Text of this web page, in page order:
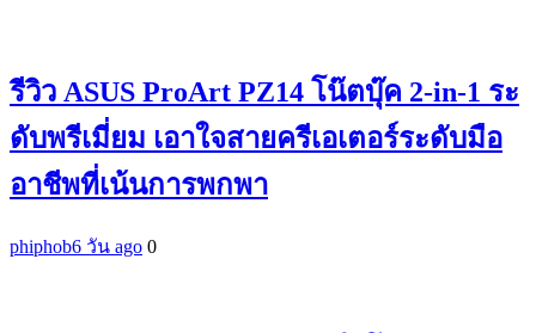
รีวิว ASUS ProArt PZ14 โน๊ตบุ๊ค 2-in-1 ระ
ดับพรีเมี่ยม เอาใจสายครีเอเตอร์ระดับมือ
อาชีพที่เน้นการพกพา
phiphob6 วัน ago 0